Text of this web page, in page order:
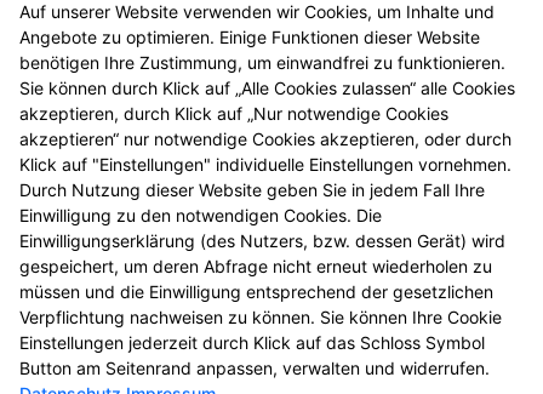
Auf unserer Website verwenden wir Cookies, um Inhalte und
Angebote zu optimieren. Einige Funktionen dieser Website
benötigen Ihre Zustimmung, um einwandfrei zu funktionieren.
Sie können durch Klick auf „Alle Cookies zulassen“ alle Cookies
akzeptieren, durch Klick auf „Nur notwendige Cookies
akzeptieren“ nur notwendige Cookies akzeptieren, oder durch
Klick auf "Einstellungen" individuelle Einstellungen vornehmen.
Durch Nutzung dieser Website geben Sie in jedem Fall Ihre
Einwilligung zu den notwendigen Cookies. Die
Einwilligungserklärung (des Nutzers, bzw. dessen Gerät) wird
gespeichert, um deren Abfrage nicht erneut wiederholen zu
müssen und die Einwilligung entsprechend der gesetzlichen
Verpflichtung nachweisen zu können. Sie können Ihre Cookie
Einstellungen jederzeit durch Klick auf das Schloss Symbol
Button am Seitenrand anpassen, verwalten und widerrufen.